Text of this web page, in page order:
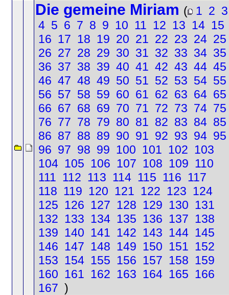
Die gemeine Miriam ( 1 2 3
4 5 6 7 8 9 10 11 12 13 14 15
16 17 18 19 20 21 22 23 24 25
26 27 28 29 30 31 32 33 34 35
36 37 38 39 40 41 42 43 44 45
46 47 48 49 50 51 52 53 54 55
56 57 58 59 60 61 62 63 64 65
66 67 68 69 70 71 72 73 74 75
76 77 78 79 80 81 82 83 84 85
86 87 88 89 90 91 92 93 94 95
96 97 98 99 100 101 102 103
104 105 106 107 108 109 110
111 112 113 114 115 116 117
118 119 120 121 122 123 124
125 126 127 128 129 130 131
132 133 134 135 136 137 138
139 140 141 142 143 144 145
146 147 148 149 150 151 152
153 154 155 156 157 158 159
160 161 162 163 164 165 166
167 )